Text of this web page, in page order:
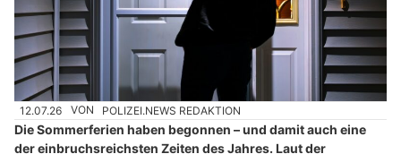
12.07.26 VON POLIZEI.NEWS REDAKTION
Die Sommerferien haben begonnen – und damit auch eine
der einbruchsreichsten Zeiten des Jahres. Laut der